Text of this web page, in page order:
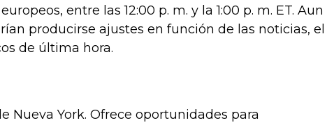
entre las 12:00 p. m. y la 1:00 p. m. ET. Aun
producirse ajustes en función de las noticias, el
de última hora.
Nueva York. Ofrece oportunidades para